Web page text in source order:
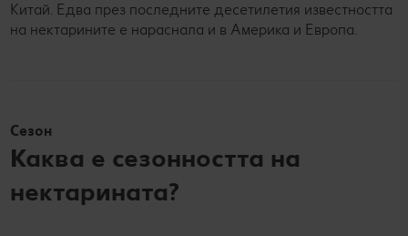
Китай. Едва през последните десетилетия известността
на нектарините е нараснала и в Америка и Европа.
Сезон
Каква е сезонността на
нектарината?